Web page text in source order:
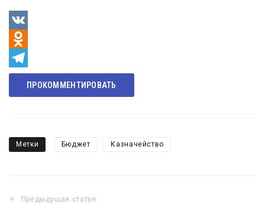
VK
Odnoklassniki
Telegram
ПРОКОММЕНТИРОВАТЬ
Метки Бюджет Казначейство
Навигация
Предыдущая статья